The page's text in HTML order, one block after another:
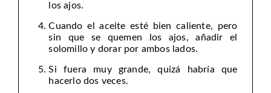
los ajos.
Cuando el aceite esté bien caliente, pero
sin que se quemen los ajos, añadir el
solomillo y dorar por ambos lados.
Si fuera muy grande, quizá habría que
hacerlo dos veces.